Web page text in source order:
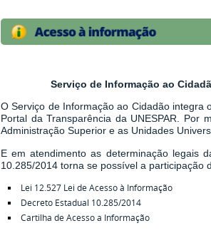
Serviço de Informação ao
O Serviço de Informação ao Cidadão integra
Portal da Transparência da UNESPAR. Por
Administração Superior e as Unidades
E em atendimento as determinação legais
10.285/2014torna se possível a participação
Lei 12.527 Lei de Acesso à Informação
Decreto Estadual 10.285/2014
Cartilha de Acesso a Informação